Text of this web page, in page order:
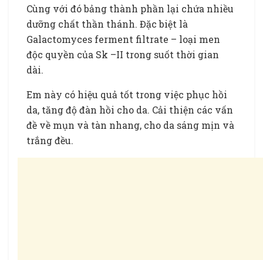
Cùng với đó bảng thành phần lại chứa nhiều
dưỡng chất thần thánh. Đặc biệt là
Galactomyces ferment filtrate – loại men
độc quyền của Sk –II trong suốt thời gian
dài.
Em này có hiệu quả tốt trong việc phục hồi
da, tăng độ đàn hồi cho da. Cải thiện các vấn
đề về mụn và tàn nhang, cho da sáng mịn và
trắng đều.